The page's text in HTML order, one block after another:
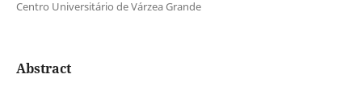
Centro Universitário de Várzea Grande
Abstract